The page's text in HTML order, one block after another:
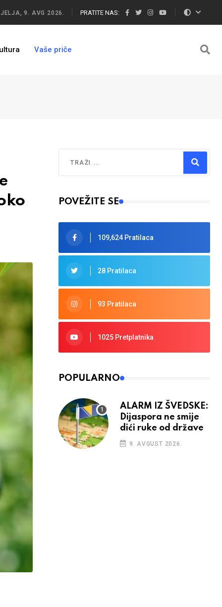
9. AVG 2026. PRATITE NAS:
Vaše priče
Type 2 or more characters for results.
POVEŽITE SE
109,624 Pratilaca
28 Pratilaca
93 Pratilaca
1025 Pretplatnika
POPULARNO
ALARM IZ ŠVEDSKE:
Dijaspora ne smije
dići ruke od države
9. AVGUST 2026.